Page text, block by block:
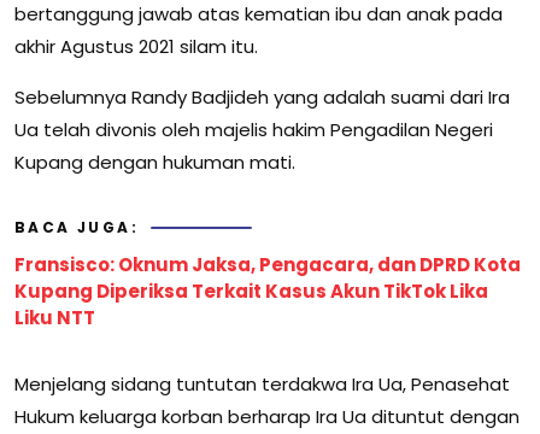
bertanggung jawab atas kematian ibu dan anak pada
akhir Agustus 2021 silam itu.
Sebelumnya Randy Badjideh yang adalah suami dari Ira
Ua telah divonis oleh majelis hakim Pengadilan Negeri
Kupang dengan hukuman mati.
BACA JUGA:
Fransisco: Oknum Jaksa, Pengacara, dan DPRD Kota
Kupang Diperiksa Terkait Kasus Akun TikTok Lika
Liku NTT
Menjelang sidang tuntutan terdakwa Ira Ua, Penasehat
Hukum keluarga korban berharap Ira Ua dituntut dengan